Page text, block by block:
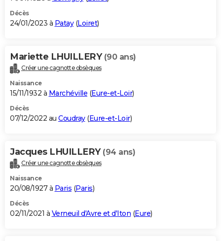
Décès
24/01/2023 à Patay(Loiret)
Mariette LHUILLERY (90 ans)
Créer une cagnotte obsèques
Naissance
15/11/1932 à Marchéville (Eure-et-Loir)
Décès
07/12/2022 au Coudray(Eure-et-Loir)
Jacques LHUILLERY (94 ans)
Créer une cagnotte obsèques
Naissance
20/08/1927 à Paris (Paris)
Décès
02/11/2021 à Verneuil d'Avre et d'Iton (Eure)